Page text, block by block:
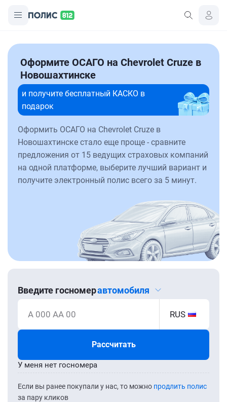
Оформите ОСАГО на Chevrolet Cruze в
Новошахтинске
и получите бесплатный КАСКО в
подарок
Оформить ОСАГО на Chevrolet Cruze в
Новошахтинске стало еще проще - сравните
предложения от 15 ведущих страховых компаний
на одной платформе, выберите лучший вариант и
получите электронный полис всего за 5 минут.
Введите госномеравтомобиля
А 000 АА 00 RUS
Рассчитать
Если вы ранее покупали у нас, то можно продлить полис
за пару кликов
У меня нет госномера